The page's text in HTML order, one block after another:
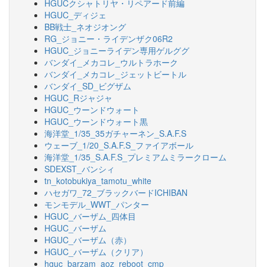
HGUCクシャトリヤ・リペアード前編
HGUC_ディジェ
BB戦士_ネオジオング
RG_ジョニー・ライデンザク06R2
HGUC_ジョニーライデン専用ゲルググ
バンダイ_メカコレ_ウルトラホーク
バンダイ_メカコレ_ジェットビートル
バンダイ_SD_ビグザム
HGUC_Rジャジャ
HGUC_ウーンドウォート
HGUC_ウーンドウォート黒
海洋堂_1/35_35ガチャーネン_S.A.F.S
ウェーブ_1/20_S.A.F.S_ファイアボール
海洋堂_1/35_S.A.F.S_プレミアムミラークローム
SDEXST_バンシィ
tn_kotobukiya_tamotu_white
ハセガワ_72_ブラックバードICHIBAN
モンモデル_WWT_パンター
HGUC_バーザム_四体目
HGUC_バーザム
HGUC_バーザム（赤）
HGUC_バーザム（クリア）
hguc_barzam_aoz_reboot_cmp